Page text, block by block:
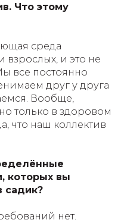
Что этому
среда
взрослых, и это не
все постоянно
друг у друга
Вообще,
только в здоровом
что наш коллектив
которых вы
садик?
нет.